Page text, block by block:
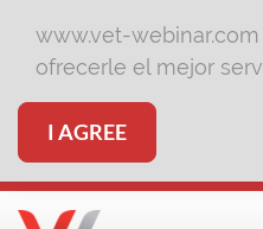
www.vet-
ofrecerle el mejor
I AGREE